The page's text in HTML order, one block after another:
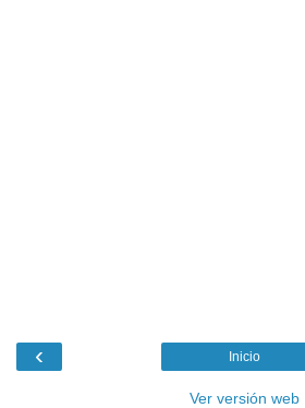
‹ Inicio
Ver versión web